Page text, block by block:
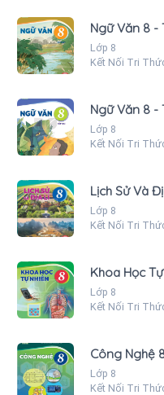
Ngữ Văn 8 -
Lớp 8
Kết Nối Tri
Ngữ Văn 8 -
Lớp 8
Kết Nối Tri
Lịch Sử Và
Lớp 8
Kết Nối Tri
Khoa Học
Lớp 8
Kết Nối Tri
Công Nghệ
Lớp 8
Kết Nối Tri